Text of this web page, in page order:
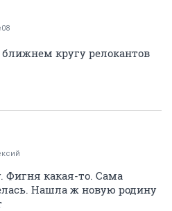
кругу релокантов
Фигня какая-то. Сама
Нашла ж новую родину